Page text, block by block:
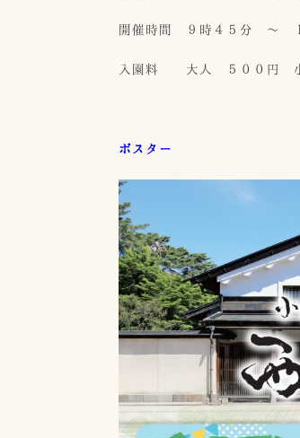
開催時間 ９時４５分 ～
入園料 大人 ５００円
ポスター